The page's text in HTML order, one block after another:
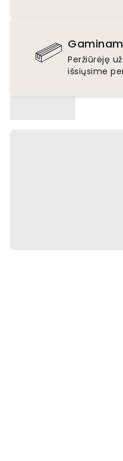
Peržiūrėję
išsiųsime